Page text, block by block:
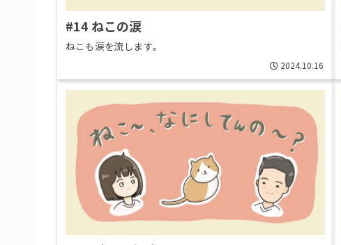
#14 ねこの涙
ねこも涙を流します。
2024.10.16